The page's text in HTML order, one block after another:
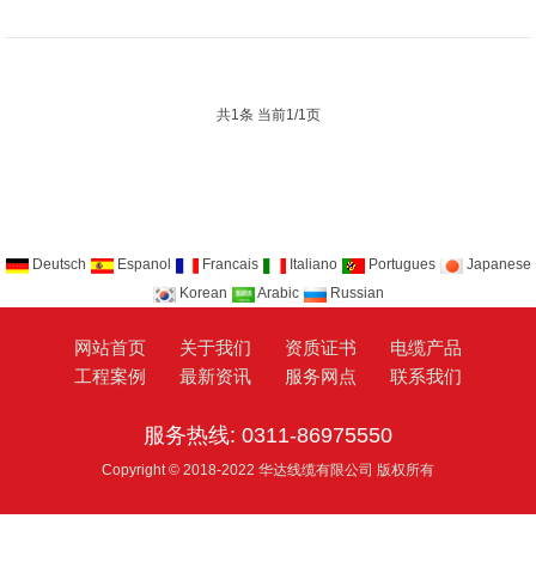
共1条 当前1/1页
Deutsch Espanol Francais Italiano Portugues
Japanese
Korean
Arabic Russian
网站首页 关于我们 资质证书
电缆产品
工程案例
最新资讯 服务网点 联系我们
服务热线: 0311-86975550
Copyright © 2018-2022 华达线缆有限公司 版权所有